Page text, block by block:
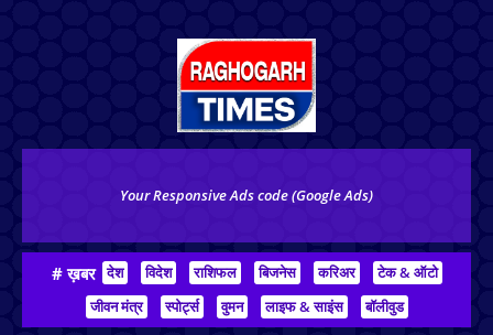
Your Responsive Ads code (Google Ads)
# ख़बर देश विदेश राशिफल बिजनेस करिअर
टेक & ऑटो
जीवन मंत्र
स्पोर्ट्स वुमन लाइफ & साइंस बॉलीवुड